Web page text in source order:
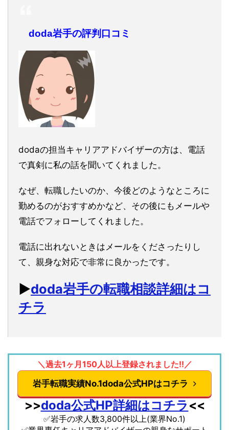
doda岩手の評判口コミ
dodaの担当キャリアアドバイザーの方は、電話
で真剣に私の話を聞いてくれました。
なぜ、転職したいのか、今後どのようなところに
勤めるのがおすすめかなど、その後にもメールや
電話でフォローしてくれました。
電話に出れないときはメールをくださったりし
て、親身な対応で非常に良かったです。
▶︎doda岩手の転職相談詳細はコ
チラ
＼過去1ヶ月150人以上登録されました!!／
岩手転職実績No.1doda公式HPはコチラ
>>doda公式HP詳細はコチラ <<
✅岩手の求人数3,800件以上(業界No.1)